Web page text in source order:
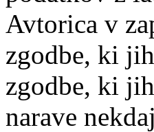
Avtorica v
zgodbe, ki
zgodbe, ki
narave